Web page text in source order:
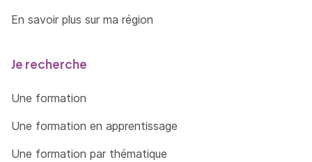
En savoir plus sur ma région
Je recherche
Une formation
Une formation en apprentissage
Une formation par thématique